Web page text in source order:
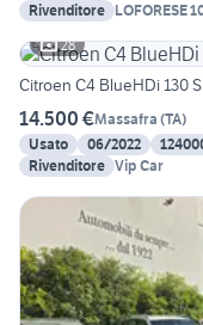
Rivenditore LOFORESE
28
Citroen C4 BlueHDi 130
14.500 €Massafra (TA)
Usato
06/2022
Rivenditore Vip Car